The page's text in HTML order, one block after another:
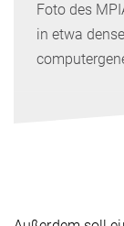
des MPIA-
denselben